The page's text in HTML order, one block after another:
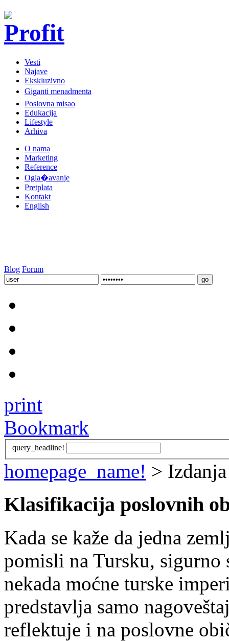
Vesti
Najave
Ekskluzivno
Giganti menadmenta
Poslovna misao
Edukacija
Lifestyle
Arhiva
O nama
Marketing
Reference
Ogla�avanje
Pretplata
Kontakt
English
Blog Forum
print
Bookmark
query_headline!
homepage_name! >
Klasifikacija poslovnih
Kada se kaže da jedna
pomisli na Tursku, sigurno
nekada moćne turske
predstavlja samo
reflektuje i na poslovne